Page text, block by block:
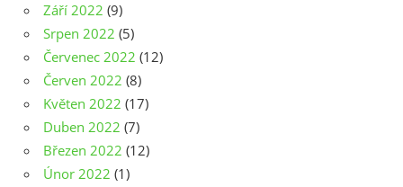
Září 2022 (9)
Srpen 2022 (5)
Červenec 2022 (12)
Červen 2022 (8)
Květen 2022 (17)
Duben 2022 (7)
Březen 2022 (12)
Únor 2022 (1)